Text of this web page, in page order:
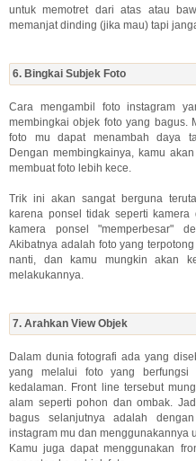
untuk memotret dari atas atau
memanjat dinding (jika mau) tapi
6. Bingkai Subjek Foto
Cara mengambil foto instagram
membingkai objek foto yang bagus.
foto mu dapat menambah daya
Dengan membingkainya, kamu
membuat foto lebih kece.
Trik ini akan sangat berguna
karena ponsel tidak seperti
kamera ponsel "memperbesar"
Akibatnya adalah foto yang
nanti, dan kamu mungkin akan
melakukannya.
7. Arahkan View Objek
Dalam dunia fotografi ada yang
yang melalui foto yang berfungsi
kedalaman. Front line tersebut
alam seperti pohon dan ombak.
bagus selanjutnya adalah
instagram mu dan menggunakannya
Kamu juga dapat menggunakan